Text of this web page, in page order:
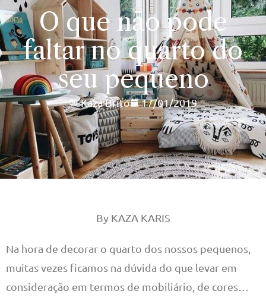
O que não pode
faltar no quarto do
seu pequeno
Kaza Brito 17/01/2019
By KAZA KARIS
Na hora de decorar o quarto dos nossos pequenos,
muitas vezes ficamos na dúvida do que levar em
consideração em termos de mobiliário, de cores…